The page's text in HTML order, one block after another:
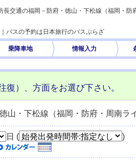
長交通の福岡－防府・徳山・下松線（福岡・防
バスの予約は日本旅行のバスぷらざ
乗降車地 情報入力
復）、方面をお選び下さい。
山・下松線（福岡・防府・周南ラ
日 ( )